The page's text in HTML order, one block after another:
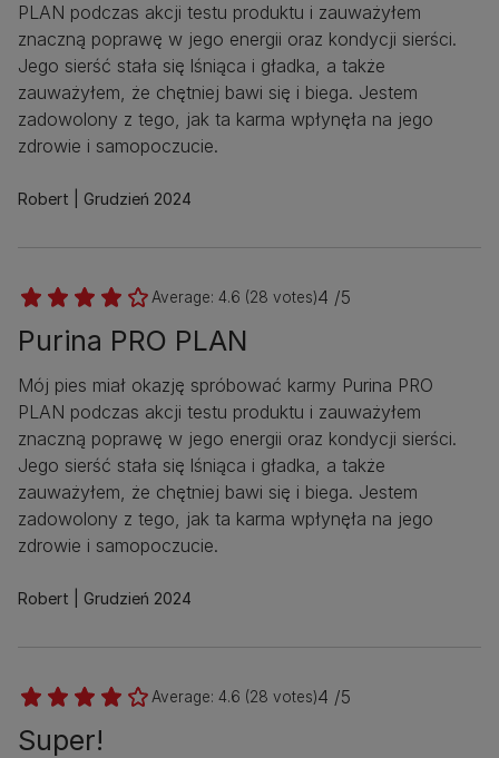
PLAN podczas akcji testu produktu i zauważyłem
znaczną poprawę w jego energii oraz kondycji sierści.
Jego sierść stała się lśniąca i gładka, a także
zauważyłem, że chętniej bawi się i biega. Jestem
zadowolony z tego, jak ta karma wpłynęła na jego
zdrowie i samopoczucie.
Robert Grudzień 2024
Average: 4.6 (28 votes)4 /5
Purina PRO PLAN
Mój pies miał okazję spróbować karmy Purina PRO
PLAN podczas akcji testu produktu i zauważyłem
znaczną poprawę w jego energii oraz kondycji sierści.
Jego sierść stała się lśniąca i gładka, a także
zauważyłem, że chętniej bawi się i biega. Jestem
zadowolony z tego, jak ta karma wpłynęła na jego
zdrowie i samopoczucie.
Robert Grudzień 2024
Average: 4.6 (28 votes)4 /5
Super!